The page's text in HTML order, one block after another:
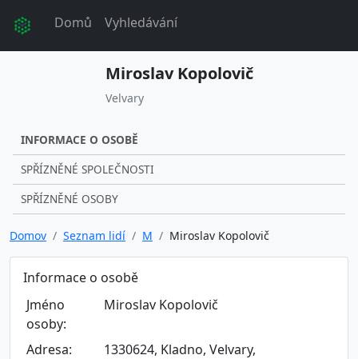
Domů Vyhledávání
Miroslav Kopolovič
Velvary
INFORMACE O OSOBĚ
SPŘÍZNĚNÉ SPOLEČNOSTI
SPŘÍZNĚNÉ OSOBY
Domov Seznam lidí M Miroslav Kopolovič
Informace o osobě
Jméno
osoby:
Miroslav Kopolovič
Adresa:
1330624, Kladno, Velvary,